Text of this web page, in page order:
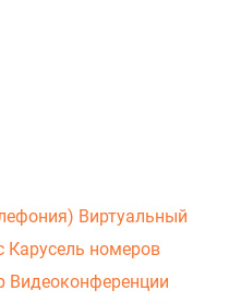
Виртуальный
Карусель номеров
Видеоконференции